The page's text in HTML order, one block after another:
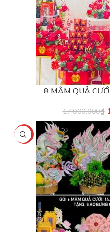
8 MÂM QUẢ
17,000,000₫
-9%